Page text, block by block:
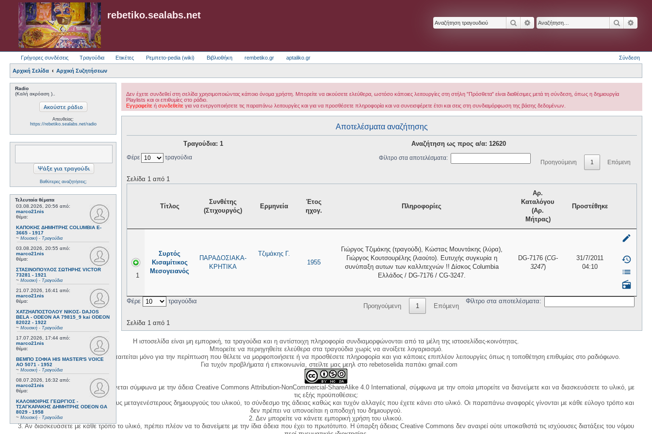
rebetiko.sealabs.net
ΑναζήτησηΕιδική αναζήτηση
Γρήγορες συνδέσεις Τραγούδια Ετικέτες Ρεμπετο-pedia (wiki) Βιβλιοθήκη rembetiko.gr aptaliko.gr Σύνδεση
Αρχική Σελίδα Αρχική Συζητήσεων
Radio
(Καλή ακρόαση )..
Απευθείας:
https://rebetiko.sealabs.net/radio
Βαθύτερες αναζητήσεις;
Τελευταία θέματα
03.08.2026, 20:56 από:
marco21nis
θέμα:
ΚΑΠΟΚΗΣ ΔΗΜΗΤΡΗΣ COLUMBIA E-
3665 - 1917
~ Μουσική - Τραγούδια
03.08.2026, 20:55 από:
marco21nis
θέμα:
ΣΤΑΣΙΝΟΠΟΥΛΟΣ ΣΩΤΗΡΗΣ VICTOR
73281 - 1921
~ Μουσική - Τραγούδια
21.07.2026, 16:41 από:
marco21nis
θέμα:
ΧΑΤΖΗΑΠΟΣΤΟΛΟΥ ΝΙΚΟΣ- DAJOS
BELA - ODEON AA 79815_9 kai ODEON
82022 - 1922
~ Μουσική - Τραγούδια
17.07.2026, 17:44 από:
marco21nis
θέμα:
ΒΕΜΠΟ ΣΟΦΙΑ HIS MASTER'S VOICE
AO 5071 - 1952
~ Μουσική - Τραγούδια
08.07.2026, 16:32 από:
marco21nis
θέμα:
ΚΑΛΟΜΟΙΡΗΣ ΓΕΩΡΓΙΟΣ -
ΤΣΑΓΚΑΡΑΚΗΣ ΔΗΜΗΤΡΗΣ ODEON GA
8029 - 1958
~ Μουσική - Τραγούδια
Δεν έχετε συνδεθεί στη σελίδα χρησιμοποιώντας κάποιο όνομα χρήστη. Μπορείτε να ακούσετε ελεύθερα, ωστόσο κάποιες λειτουργίες στη στήλη "Πρόσθετα" είναι διαθέσιμες μετά τη σύνδεση, όπως η δημιουργία
Playlists και οι επιθυμίες στο ράδιο.
Εγγραφείτε ή συνδεθείτε για να ενεργοποιήσετε τις παραπάνω λειτουργίες και για να προσθέσετε πληροφορία και να συνεισφέρετε έτσι και σεις στη συνδιαμόρφωση της βάσης δεδομένων.
Αποτελέσματα αναζήτησης
Τραγούδια: 1 Αναζήτηση ως προς α/α: 12620
Προηγούμενη 1 Επόμενη
Φίλτρο στα αποτελέσματα:
Φέρε τραγούδια
Σελίδα 1 από 1
Τίτλος
Συνθέτης
(Στιχουργός)
Ερμηνεία
Έτος
ηχογ.
Πληροφορίες
Αρ.
Καταλόγου
(Αρ.
Μήτρας)
Προστέθηκε
1
Συρτός
Κισαμίτικος
Μεσογειανός
ΠΑΡΑΔΟΣΙΑΚΑ-
ΚΡΗΤΙΚΑ
Τζιμάκης Γ.
1955
Γιώργος Τζιμάκης (τραγούδι), Κώστας Μουντάκης (λύρα),
Γιώργος Κουτσουρέλης (λαούτο). Ευτυχής συγκυρία η
συνύπαξη αυτων των καλλιτεχνών !! Δίσκος Columbia
Ελλάδος / DG-7176 / CG-3247.
DG-7176 (CG-
3247)
31/7/2011
04:10
mode_edit
history
list
radio
Φίλτρο στα αποτελέσματα:
Φέρε τραγούδια
Προηγούμενη 1 Επόμενη
Σελίδα 1 από 1
Η ιστοσελίδα είναι μη εμπορική, τα τραγούδια και η αντίστοιχη πληροφορία συνδιαμορφώνονται από τα μέλη της ιστοσελίδας-κοινότητας.
Μπορείτε να περιηγηθείτε ελεύθερα στα τραγούδια χωρίς να ανοίξετε λογαριασμό.
Η δημιουργία λογαριασμού απαιτείται μόνο για την περίπτωση που θέλετε να μορφοποιήσετε ή να προσθέσετε πληροφορία και για κάποιες επιπλέον λειτουργίες όπως η τοποθέτηση επιθυμίας στο ραδιόφωνο.
Για τυχόν προβλήματα ή επικοινωνία, στείλτε μας μεηλ στο rebetoselida παπάκι gmail.com
Η χρήση του υλικού της σελίδας γίνεται σύμφωνα με την άδεια Creative Commons Attribution-NonCommercial-ShareAlike 4.0 International, σύμφωνα με την οποία μπορείτε να διανείμετε και να διασκευάσετε το υλικό, με
τις εξής προϋποθέσεις:
1. Να αναφέρετε τον αρχικό και τους μεταγενέστερους δημιουργούς του υλικού, το σύνδεσμο της άδειας καθώς και τυχόν αλλαγές που έχετε κάνει στο υλικό. Οι παραπάνω αναφορές γίνονται με κάθε εύλογο τρόπο και
δεν πρέπει να υπονοείται η αποδοχή του δημιουργού.
2. Δεν μπορείτε να κάνετε εμπορική χρήση του υλικού.
3. Αν διασκευάσετε με κάθε τρόπο το υλικό, πρέπει πλέον να το διανείμετε με την ίδια άδεια που έχει το πρωτότυπο. Η ύπαρξη άδειας Creative Commons δεν αναιρεί ούτε υποκαθιστά τις ισχύουσες διατάξεις του νόμου